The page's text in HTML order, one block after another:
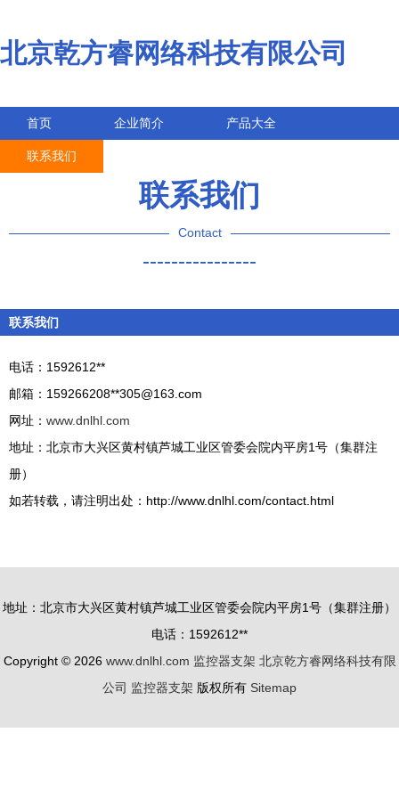
北京乾方睿网络科技有限公司
首页 企业简介 产品大全
联系我们
联系我们
Contact
----------------
联系我们
电话：1592612**
邮箱：159266208**305@163.com
网址： www.dnlhl.com
地址：北京市大兴区黄村镇芦城工业区管委会院内平房1号（集群注
册）
如若转载，请注明出处：http://www.dnlhl.com/contact.html
地址：北京市大兴区黄村镇芦城工业区管委会院内平房1号（集群注册）
电话：1592612**
Copyright © 2026 www.dnlhl.com 监控器支架 北京乾方睿网络科技有限
公司 监控器支架 版权所有 Sitemap